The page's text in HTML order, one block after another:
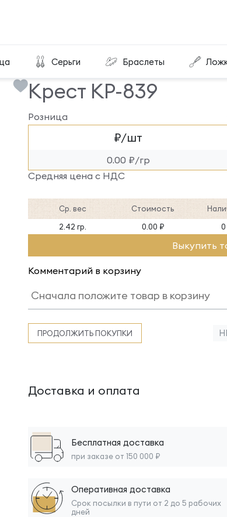
Серьги Браслеты
839
Крест КР-839
Розница
₽/шт
0.00 ₽/гр
Средняя цена с НДС
Ср. вес Стоимость
2.42 гр.
0.00 ₽ 0
Выкупить
Комментарий в корзину
ПРОДОЛЖИТЬ ПОКУПКИ
Доставка и оплата
Бесплатная доставка
при заказе от 150 000 ₽
Оперативная доставка
Срок посылки в пути от 2 до 5 рабочих
дней